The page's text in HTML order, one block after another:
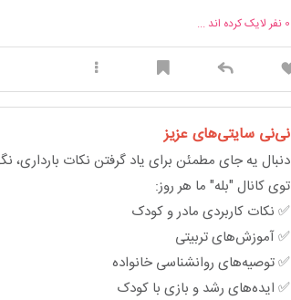
0 نفر لایک کرده اند ...
نی‌نی سایتی‌های عزیز
دنبال یه جای مطمئن برای یاد گرفتن نکات بارداری،
توی کانال "بله" ما هر روز:
✅ نکات کاربردی مادر و کودک
✅ آموزش‌های تربیتی
✅ توصیه‌های روانشناسی خانواده
✅ ایده‌های رشد و بازی با کودک